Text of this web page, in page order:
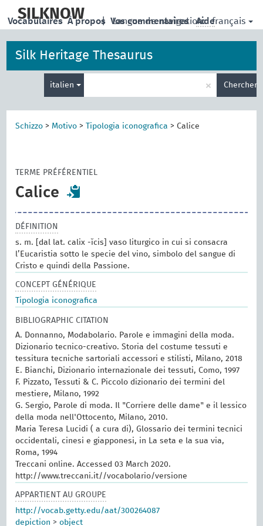
main
SILKNOW | Langue de navigation: français
Vocabulaires À propos Vos commentaires Aide
Silk Heritage Thesaurus
italien
de
recherche
× Chercher
Schizzo > Motivo > Tipologia iconografica > Calice
TERME PRÉFÉRENTIEL
Calice
DÉFINITION
s. m. [dal lat. calix -ĭcis] vaso liturgico in cui si consacra
l’Eucaristia sotto le specie del vino, simbolo del sangue di
Cristo e quindi della Passione.
CONCEPT GÉNÉRIQUE
Tipologia iconografica
BIBLIOGRAPHIC CITATION
A. Donnanno, Modabolario. Parole e immagini della moda.
Dizionario tecnico-creativo. Storia del costume tessuti e
tessitura tecniche sartoriali accessori e stilisti, Milano, 2018
E. Bianchi, Dizionario internazionale dei tessuti, Como, 1997
F. Pizzato, Tessuti & C. Piccolo dizionario dei termini del
mestiere, Milano, 1992
G. Sergio, Parole di moda. Il "Corriere delle dame" e il lessico
della moda nell'Ottocento, Milano, 2010.
Maria Teresa Lucidi ( a cura di), Glossario dei termini tecnici
occidentali, cinesi e giapponesi, in La seta e la sua via,
Roma, 1994
Treccani online. Accessed 03 March 2020.
http://www.treccani.it//vocabolario/versione
APPARTIENT AU GROUPE
http://vocab.getty.edu/aat/300264087
depiction >object